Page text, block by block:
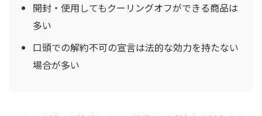
開封・使用してもクーリングオフができる商品は
多い
口頭での解約不可の宣言は法的な効力を持たない
場合が多い